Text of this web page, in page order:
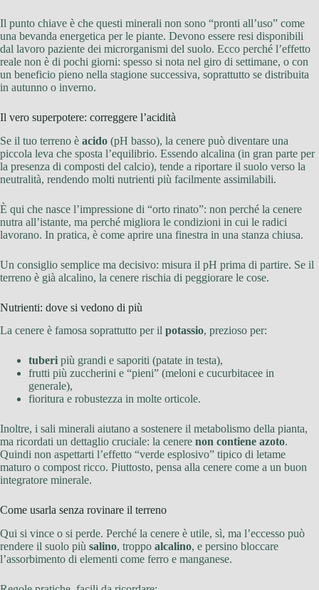
Il punto chiave è che questi minerali non sono “pronti all’uso” come
una bevanda energetica per le piante. Devono essere resi disponibili
dal lavoro paziente dei microrganismi del suolo. Ecco perché l’effetto
reale non è di pochi giorni: spesso si nota nel giro di settimane, o con
un beneficio pieno nella stagione successiva, soprattutto se distribuita
in autunno o inverno.
Il vero superpotere: correggere l’acidità
Se il tuo terreno è acido (pH basso), la cenere può diventare una
piccola leva che sposta l’equilibrio. Essendo alcalina (in gran parte per
la presenza di composti del calcio), tende a riportare il suolo verso la
neutralità, rendendo molti nutrienti più facilmente assimilabili.
È qui che nasce l’impressione di “orto rinato”: non perché la cenere
nutra all’istante, ma perché migliora le condizioni in cui le radici
lavorano. In pratica, è come aprire una finestra in una stanza chiusa.
Un consiglio semplice ma decisivo: misura il pH prima di partire. Se il
terreno è già alcalino, la cenere rischia di peggiorare le cose.
Nutrienti: dove si vedono di più
La cenere è famosa soprattutto per il potassio, prezioso per:
tuberi più grandi e saporiti (patate in testa),
frutti più zuccherini e “pieni” (meloni e cucurbitacee in
generale),
fioritura e robustezza in molte orticole.
Inoltre, i sali minerali aiutano a sostenere il metabolismo della pianta,
ma ricordati un dettaglio cruciale: la cenere non contiene azoto.
Quindi non aspettarti l’effetto “verde esplosivo” tipico di letame
maturo o compost ricco. Piuttosto, pensa alla cenere come a un buon
integratore minerale.
Come usarla senza rovinare il terreno
Qui si vince o si perde. Perché la cenere è utile, sì, ma l’eccesso può
rendere il suolo più salino, troppo alcalino, e persino bloccare
l’assorbimento di elementi come ferro e manganese.